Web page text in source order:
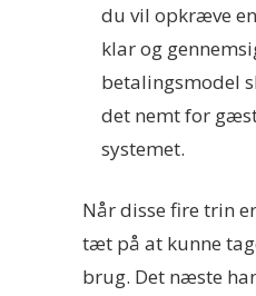
du vil opkræve
klar og
betalingsmodel
det nemt for
systemet.
Når disse fire trin
tæt på at kunne
brug. Det næste